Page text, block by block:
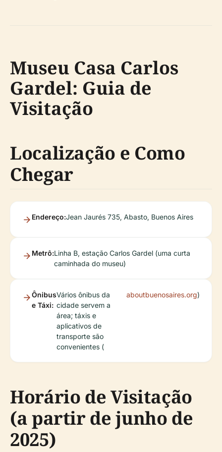
Museu Casa Carlos
Gardel: Guia de
Visitação
Localização e Como
Chegar
Endereço:Jean Jaurés 735, Abasto, Buenos Aires
Metrô:Linha B, estação Carlos Gardel (uma curta
caminhada do museu)
Ônibus
e Táxi:
Vários ônibus da
cidade servem a
área; táxis e
aplicativos de
transporte são
convenientes (
aboutbuenosaires.org)
Horário de Visitação
(a partir de junho de
2025)